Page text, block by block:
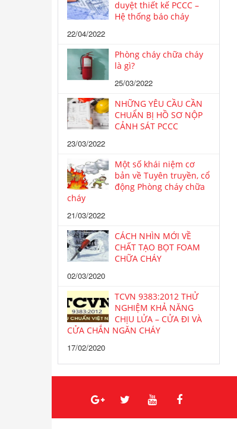
duyệt thiết kế PCCC –
Hệ thống báo cháy
22/04/2022
Phòng cháy chữa cháy
là gì?
25/03/2022
NHỮNG YÊU CẦU CẦN
CHUẨN BỊ HỒ SƠ NỘP
CẢNH SÁT PCCC
23/03/2022
Một số khái niệm cơ
bản về Tuyên truyền, cổ
động Phòng cháy chữa
cháy
21/03/2022
CÁCH NHÌN MỚI VỀ
CHẤT TẠO BỌT FOAM
CHỮA CHÁY
02/03/2020
TCVN 9383:2012 THỬ
NGHIỆM KHẢ NĂNG
CHỊU LỬA – CỬA ĐI VÀ
CỬA CHẮN NGĂN CHÁY
17/02/2020